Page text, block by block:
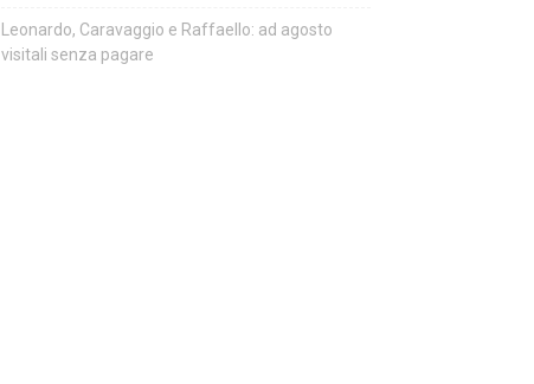
Leonardo, Caravaggio e Raffaello: ad agosto
visitali senza pagare